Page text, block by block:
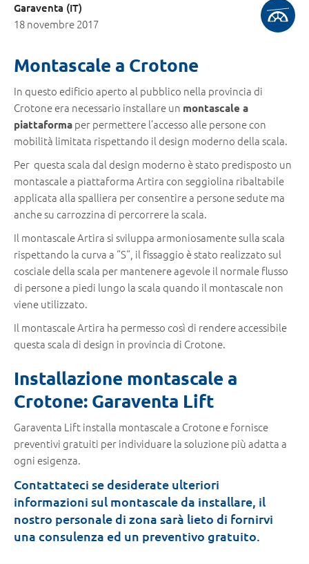
Garaventa (IT)
18 novembre 2017
Montascale a Crotone
In questo edificio aperto al pubblico nella provincia di
Crotone era necessario installare un montascale a
piattaforma per permettere l’accesso alle persone con
mobilità limitata rispettando il design moderno della scala.
Per questa scala dal design moderno è stato predisposto un
montascale a piattaforma Artira con seggiolina ribaltabile
applicata alla spalliera per consentire a persone sedute ma
anche su carrozzina di percorrere la scala.
Il montascale Artira si sviluppa armoniosamente sulla scala
rispettando la curva a “S“, il fissaggio è stato realizzato sul
cosciale della scala per mantenere agevole il normale flusso
di persone a piedi lungo la scala quando il montascale non
viene utilizzato.
Il montascale Artira ha permesso così di rendere accessibile
questa scala di design in provincia di Crotone.
Installazione montascale a
Crotone: Garaventa Lift
Garaventa Lift installa montascale a Crotone e fornisce
preventivi gratuiti per individuare la soluzione più adatta a
ogni esigenza.
Contattateci se desiderate ulteriori
informazioni sul montascale da installare, il
nostro personale di zona sarà lieto di fornirvi
una consulenza ed un preventivo gratuito.